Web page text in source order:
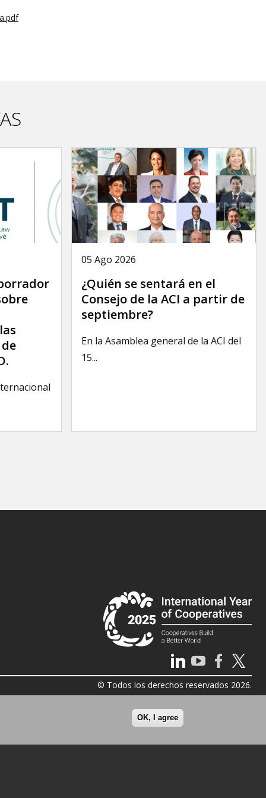
05 Ago 2026
¿Quién se sentará en el
Consejo de la ACI a partir de
septiembre?
En la Asamblea general de la ACI del
15...
© Todos los derechos reservados 2026.
OK, I agree